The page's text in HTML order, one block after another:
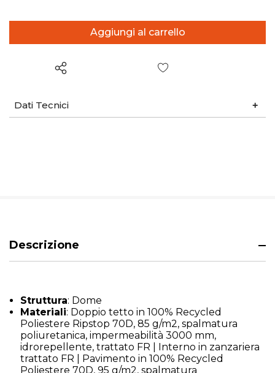
Dati Tecnici
Descrizione
Struttura: Dome
Materiali: Doppio tetto in 100% Recycled
Poliestere Ripstop 70D, 85 g/m2, spalmatura
poliuretanica, impermeabilità 3000 mm,
idrorepellente, trattato FR | Interno in zanzariera
trattato FR | Pavimento in 100% Recycled
Poliestere 70D, 95 g/m2, spalmatura